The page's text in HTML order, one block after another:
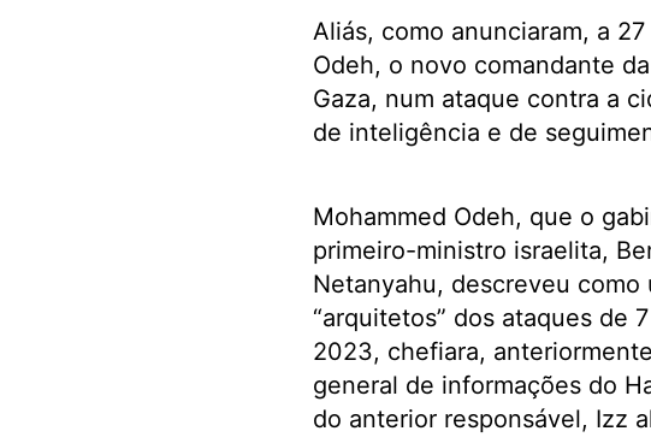
Aliás, como anunciaram, a
Odeh, o novo comandante
Gaza, num ataque contra a
de inteligência e de
Mohammed Odeh, que o
primeiro-ministro israelita,
Netanyahu, descreveu como
“arquitetos” dos ataques de
2023, chefiara,
general de informações do
do anterior responsável, Izz